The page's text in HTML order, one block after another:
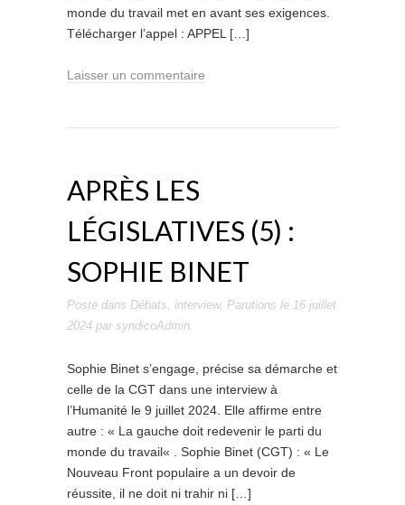
monde du travail met en avant ses exigences.
Télécharger l’appel : APPEL […]
Laisser un commentaire
APRÈS LES
LÉGISLATIVES (5) :
SOPHIE BINET
Posté dans Débats, interview, Parutions le 16 juillet
2024 par syndicoAdmin.
Sophie Binet s’engage, précise sa démarche et
celle de la CGT dans une interview à
l’Humanité le 9 juillet 2024. Elle affirme entre
autre : « La gauche doit redevenir le parti du
monde du travail« . Sophie Binet (CGT) : « Le
Nouveau Front populaire a un devoir de
réussite, il ne doit ni trahir ni […]